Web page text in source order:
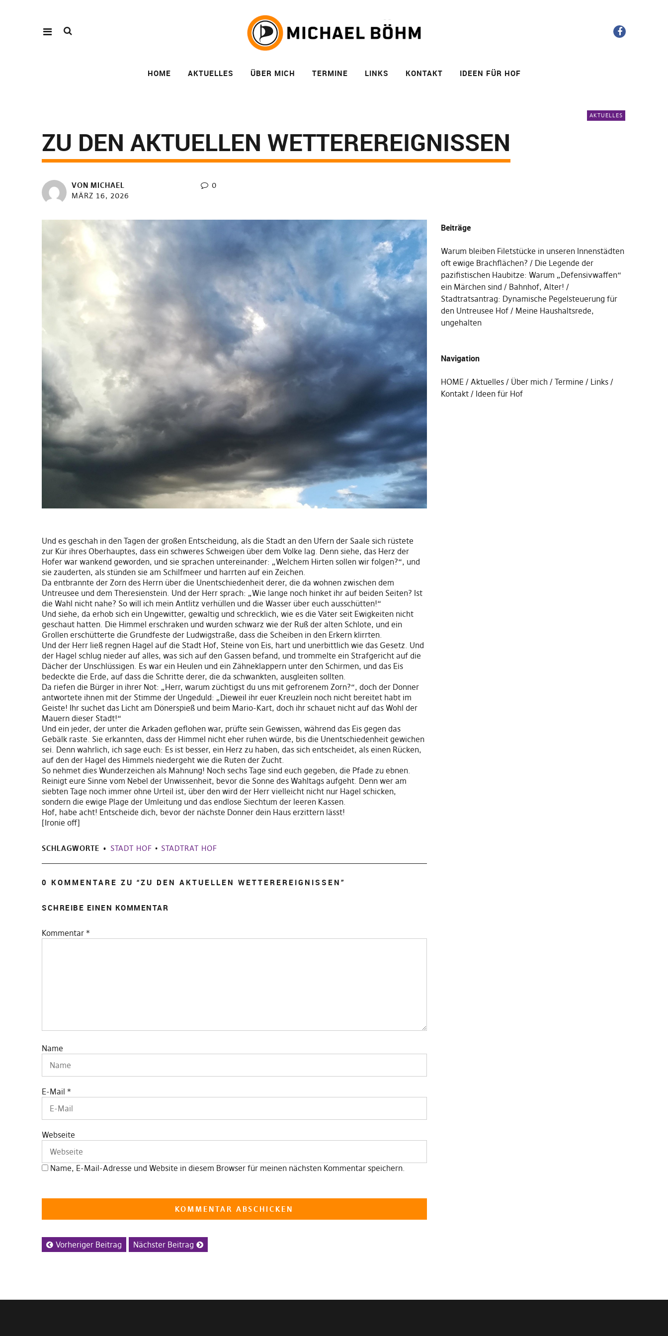
HOME AKTUELLES ÜBER MICH TERMINE LINKS KONTAKT IDEEN FÜR HOF
AKTUELLES
ZU DEN AKTUELLEN WETTEREREIGNISSEN
VON MICHAEL
MÄRZ 16, 2026
0
Und es geschah in den Tagen der großen Entscheidung, als die Stadt an den Ufern der Saale sich rüstete
zur Kür ihres Oberhauptes, dass ein schweres Schweigen über dem Volke lag. Denn siehe, das Herz der
Hofer war wankend geworden, und sie sprachen untereinander: „Welchem Hirten sollen wir folgen?“, und
sie zauderten, als stünden sie am Schilfmeer und harrten auf ein Zeichen.
Da entbrannte der Zorn des Herrn über die Unentschiedenheit derer, die da wohnen zwischen dem
Untreusee und dem Theresienstein. Und der Herr sprach: „Wie lange noch hinket ihr auf beiden Seiten? Ist
die Wahl nicht nahe? So will ich mein Antlitz verhüllen und die Wasser über euch ausschütten!“
Und siehe, da erhob sich ein Ungewitter, gewaltig und schrecklich, wie es die Väter seit Ewigkeiten nicht
geschaut hatten. Die Himmel erschraken und wurden schwarz wie der Ruß der alten Schlote, und ein
Grollen erschütterte die Grundfeste der Ludwigstraße, dass die Scheiben in den Erkern klirrten.
Und der Herr ließ regnen Hagel auf die Stadt Hof, Steine von Eis, hart und unerbittlich wie das Gesetz. Und
der Hagel schlug nieder auf alles, was sich auf den Gassen befand, und trommelte ein Strafgericht auf die
Dächer der Unschlüssigen. Es war ein Heulen und ein Zähneklappern unter den Schirmen, und das Eis
bedeckte die Erde, auf dass die Schritte derer, die da schwankten, ausgleiten sollten.
Da riefen die Bürger in ihrer Not: „Herr, warum züchtigst du uns mit gefrorenem Zorn?“, doch der Donner
antwortete ihnen mit der Stimme der Ungeduld: „Dieweil ihr euer Kreuzlein noch nicht bereitet habt im
Geiste! Ihr suchet das Licht am Dönerspieß und beim Mario-Kart, doch ihr schauet nicht auf das Wohl der
Mauern dieser Stadt!“
Und ein jeder, der unter die Arkaden geflohen war, prüfte sein Gewissen, während das Eis gegen das
Gebälk raste. Sie erkannten, dass der Himmel nicht eher ruhen würde, bis die Unentschiedenheit gewichen
sei. Denn wahrlich, ich sage euch: Es ist besser, ein Herz zu haben, das sich entscheidet, als einen Rücken,
auf den der Hagel des Himmels niedergeht wie die Ruten der Zucht.
So nehmet dies Wunderzeichen als Mahnung! Noch sechs Tage sind euch gegeben, die Pfade zu ebnen.
Reinigt eure Sinne vom Nebel der Unwissenheit, bevor die Sonne des Wahltags aufgeht. Denn wer am
siebten Tage noch immer ohne Urteil ist, über den wird der Herr vielleicht nicht nur Hagel schicken,
sondern die ewige Plage der Umleitung und das endlose Siechtum der leeren Kassen.
Hof, habe acht! Entscheide dich, bevor der nächste Donner dein Haus erzittern lässt!
[Ironie off]
SCHLAGWORTE STADT HOF • STADTRAT HOF
0 KOMMENTARE ZU “ZU DEN AKTUELLEN WETTEREREIGNISSEN ”
SCHREIBE EINEN KOMMENTAR
Kommentar *
Name
E-Mail *
Webseite
Name, E-Mail-Adresse und Website in diesem Browser für meinen nächsten Kommentar speichern.
Vorheriger Beitrag Nächster Beitrag
Beiträge
Warum bleiben Filetstücke in unseren Innenstädten
oft ewige Brachflächen?
Die Legende der
pazifistischen Haubitze: Warum „Defensivwaffen“
ein Märchen sind
Bahnhof, Alter!
Stadtratsantrag: Dynamische Pegelsteuerung für
den Untreusee Hof
Meine Haushaltsrede,
ungehalten
Navigation
HOME Aktuelles Über mich Termine
Links
Kontakt
Ideen für Hof